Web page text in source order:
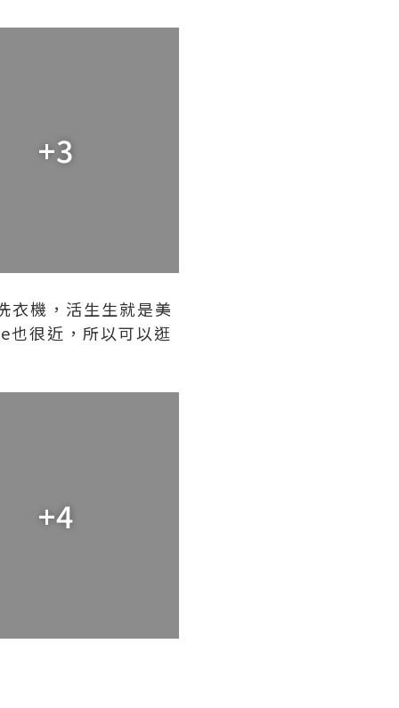
+3
機，活生生就是美
很近，所以可以逛
+4